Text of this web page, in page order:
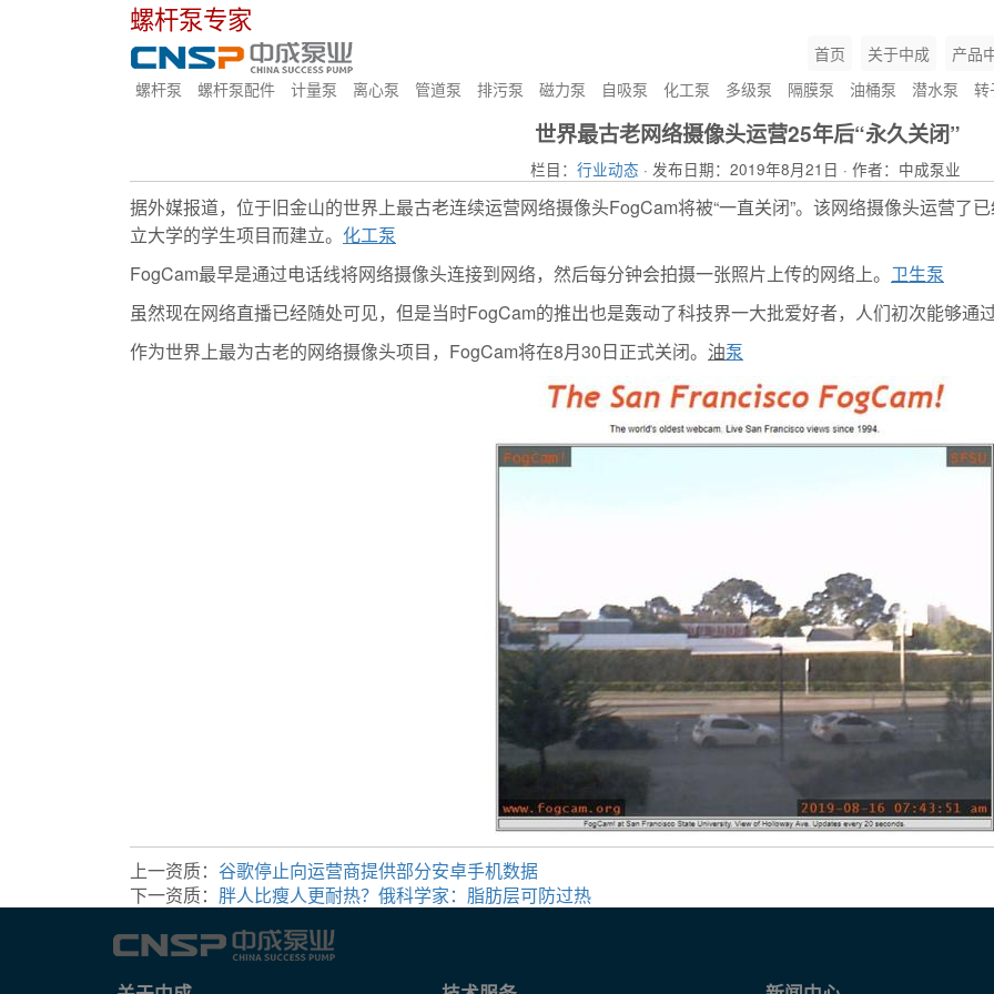
螺杆泵专家
首页 关于中成
产品
螺杆泵
螺杆泵配件 计量泵 离心泵 管道泵 排污泵 磁力泵 自吸泵 化工泵 多级泵 隔膜泵 油桶泵 潜水泵 转
世界最古老网络摄像头运营25年后“永久关闭”
栏目： 行业动态 · 发布日期：2019年8月21日 · 作者：中成泵业
据外媒报道，位于旧金山的世界上最古老连续运营网络摄像头FogCam将被“一直关闭”。该网络摄像头运营了
立大学的学生项目而建立。 化工泵
FogCam最早是通过电话线将网络摄像头连接到网络，然后每分钟会拍摄一张照片上传的网络上。 卫生泵
虽然现在网络直播已经随处可见，但是当时FogCam的推出也是轰动了科技界一大批爱好者，人们初次能够通
作为世界上最为古老的网络摄像头项目，FogCam将在8月30日正式关闭。 油泵
上一资质： 谷歌停止向运营商提供部分安卓手机数据
下一资质： 胖人比瘦人更耐热？俄科学家：脂肪层可防过热